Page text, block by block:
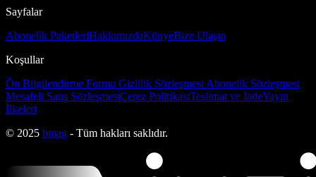
Sayfalar
Abonelik PaketleriHakkımızdaKünyeBize Ulaşın
Koşullar
Ön Bilgilendirme Formu Gizlilik Sözleşmesi Abonelik Sözleşmesi
Mesafeli Satış SözleşmesiÇerez PolitikasıTeslimat ve İadeYayın
İlkeleri
© 2025 bmag - Tüm hakları saklıdır.